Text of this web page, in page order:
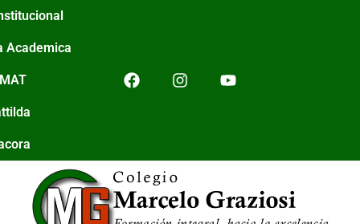
Academica